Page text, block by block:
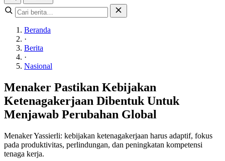
Beranda
·
Berita
·
Nasional
Menaker Pastikan Kebijakan
Ketenagakerjaan Dibentuk Untuk
Menjawab Perubahan Global
Menaker Yassierli: kebijakan ketenagakerjaan harus adaptif, fokus
pada produktivitas, perlindungan, dan peningkatan kompetensi
tenaga kerja.